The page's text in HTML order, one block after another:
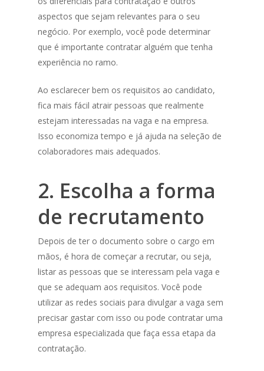
aspectos que sejam relevantes para o seu
negócio. Por exemplo, você pode determinar
que é importante contratar alguém que tenha
experiência no ramo.
Ao esclarecer bem os requisitos ao candidato,
fica mais fácil atrair pessoas que realmente
estejam interessadas na vaga e na empresa.
Isso economiza tempo e já ajuda na seleção de
colaboradores mais adequados.
2. Escolha a forma
de recrutamento
Depois de ter o documento sobre o cargo em
mãos, é hora de começar a recrutar, ou seja,
listar as pessoas que se interessam pela vaga e
que se adequam aos requisitos. Você pode
utilizar as redes sociais para divulgar a vaga sem
precisar gastar com isso ou pode contratar uma
empresa especializada que faça essa etapa da
contratação.